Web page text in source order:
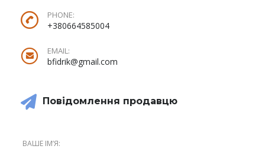
PHONE:
+380664585004
EMAIL:
bfidrik@gmail.com
Повідомлення продавцю
ВАШЕ ІМʼЯ: